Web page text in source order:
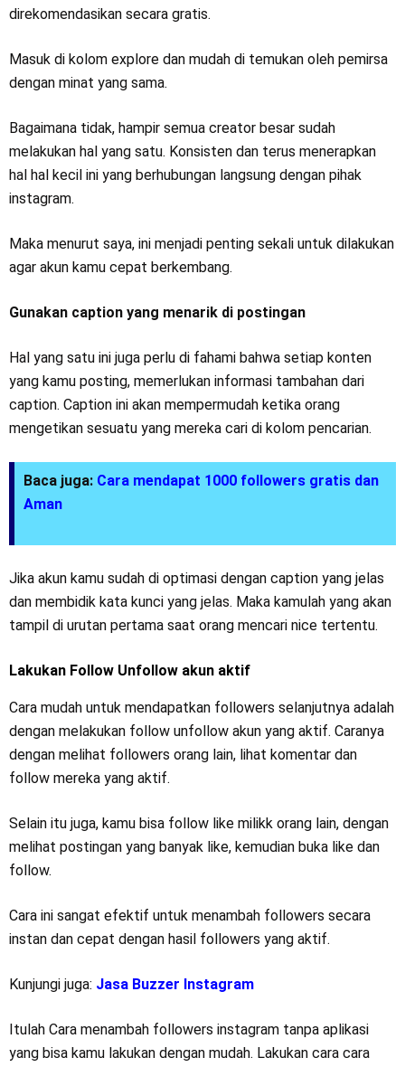
direkomendasikan secara gratis.
Masuk di kolom explore dan mudah di temukan oleh pemirsa
dengan minat yang sama.
Bagaimana tidak, hampir semua creator besar sudah
melakukan hal yang satu. Konsisten dan terus menerapkan
hal hal kecil ini yang berhubungan langsung dengan pihak
instagram.
Maka menurut saya, ini menjadi penting sekali untuk dilakukan
agar akun kamu cepat berkembang.
Gunakan caption yang menarik di postingan
Hal yang satu ini juga perlu di fahami bahwa setiap konten
yang kamu posting, memerlukan informasi tambahan dari
caption. Caption ini akan mempermudah ketika orang
mengetikan sesuatu yang mereka cari di kolom pencarian.
Baca juga: Cara mendapat 1000 followers gratis dan
Aman
Jika akun kamu sudah di optimasi dengan caption yang jelas
dan membidik kata kunci yang jelas. Maka kamulah yang akan
tampil di urutan pertama saat orang mencari nice tertentu.
Lakukan Follow Unfollow akun aktif
Cara mudah untuk mendapatkan followers selanjutnya adalah
dengan melakukan follow unfollow akun yang aktif. Caranya
dengan melihat followers orang lain, lihat komentar dan
follow mereka yang aktif.
Selain itu juga, kamu bisa follow like milikk orang lain, dengan
melihat postingan yang banyak like, kemudian buka like dan
follow.
Cara ini sangat efektif untuk menambah followers secara
instan dan cepat dengan hasil followers yang aktif.
Kunjungi juga: Jasa Buzzer Instagram
Itulah Cara menambah followers instagram tanpa aplikasi
yang bisa kamu lakukan dengan mudah. Lakukan cara cara